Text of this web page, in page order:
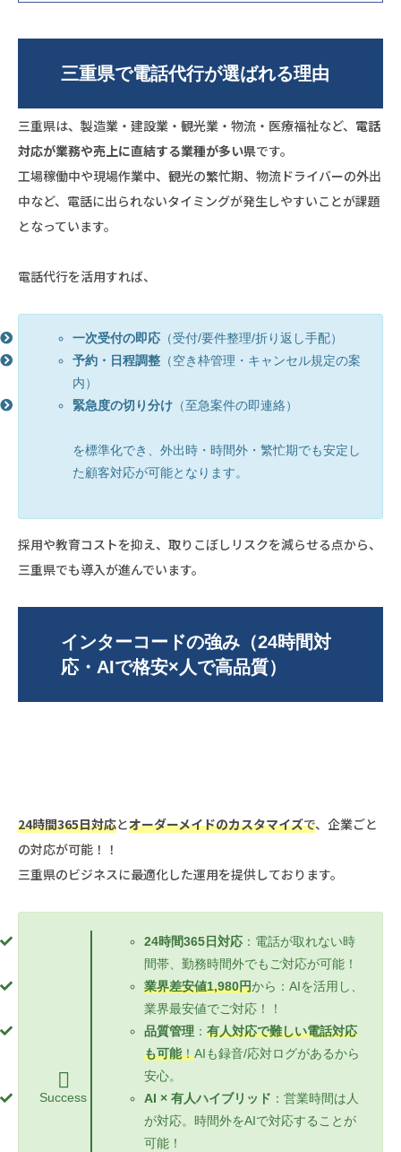
三重県で電話代行が選ばれる理由
三重県は、製造業・建設業・観光業・物流・医療福祉など、 電話
対応が業務や売上に直結する業種が多い県です。
工場稼働中や現場作業中、観光の繁忙期、物流ドライバーの外出
中など、電話に出られないタイミングが発生しやすいことが課題
となっています。
電話代行を活用すれば、
一次受付の即応 （受付/要件整理/折り返し手配）
予約・日程調整 （空き枠管理・キャンセル規定の案
内）
緊急度の切り分け （至急案件の即連絡）
を標準化でき、外出時・時間外・繁忙期でも安定し
た顧客対応が可能となります。
採用や教育コストを抑え、取りこぼしリスクを減らせる点から、
三重県でも導入が進んでいます。
インターコードの強み（24時間対
応・AIで格安×人で高品質）
24時間365日対応とオーダーメイドのカスタマイズで、企業ごと
の対応が可能！！
三重県のビジネスに最適化した運用を提供しております。
Success
24時間365日対応：電話が取れない時
間帯、勤務時間外でもご対応が可能！
業界差安値1,980円から：AIを活用し、
業界最安値でご対応！！
品質管理： 有人対応で難しい電話対応
も可能！AIも録音/応対ログがあるから
安心。
AI × 有人ハイブリッド ：営業時間は人
が対応。時間外をAIで対応することが
可能！